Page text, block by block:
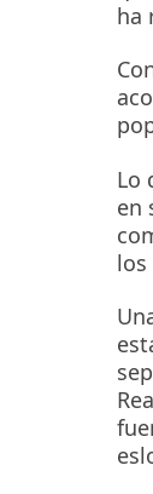
ha
Lo
en
los